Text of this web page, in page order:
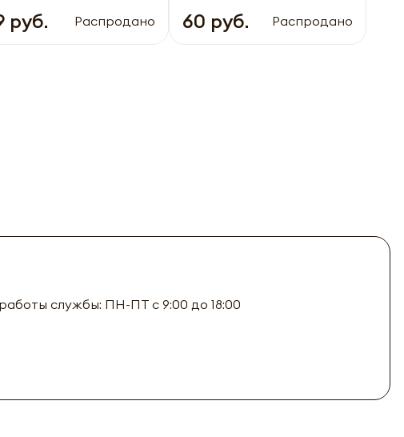
руб. Распродано 60 руб. Распродано
службы: ПН-ПТ с 9:00 до 18:00